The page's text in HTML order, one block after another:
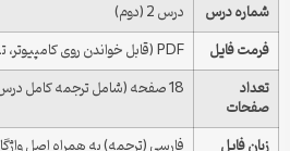
شماره درس
درس 2 (دوم)
فرمت فایل
PDF (قابل خواندن روی کامپیوتر، تبلت و گوشی)
تعداد
صفحات
18 صفحه (شامل ترجمه کامل درس + واژگان مهم)
زبان فایل فارسی (ترجمه) به همراه اصل